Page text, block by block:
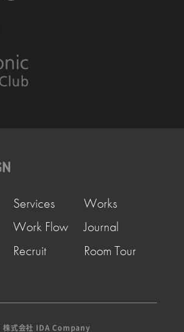
Services
Works
Work Flow
Journal
Recruit
Room Tour
株式会社 IDA Company